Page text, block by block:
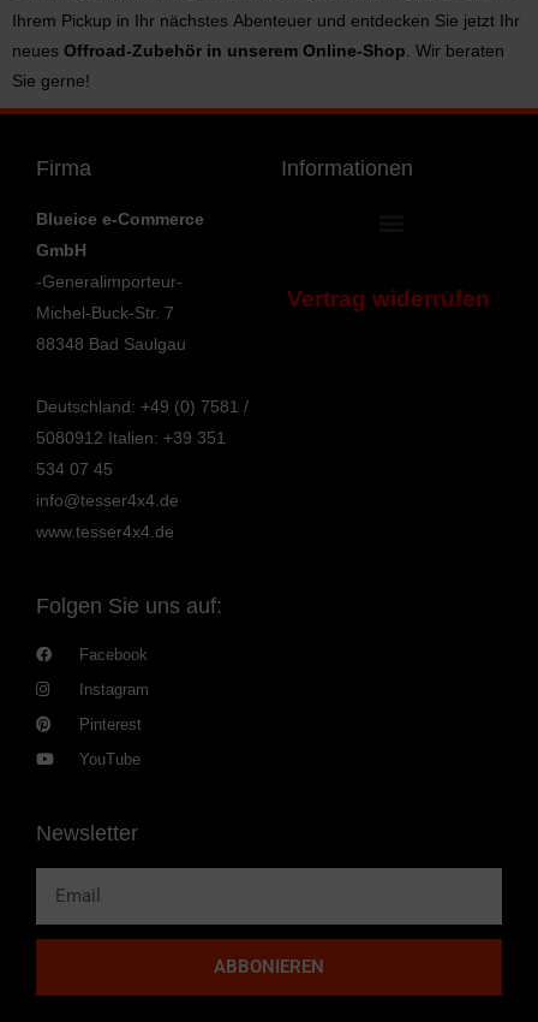
Ihrem Pickup in Ihr nächstes Abenteuer und entdecken Sie jetzt Ihr
neues Offroad-Zubehör in unserem Online-Shop . Wir beraten
Sie gerne!
Firma
Blueice e-Commerce
GmbH
-Generalimporteur-
Michel-Buck-Str. 7
88348 Bad Saulgau
Deutschland: +49 (0) 7581 /
5080912 Italien: +39 351
534 07 45
info@tesser4x4.de
www.tesser4x4.de
Informationen
Vertrag widerrufen
Folgen Sie uns auf:
Facebook
Instagram
Pinterest
YouTube
Newsletter
ABBONIEREN